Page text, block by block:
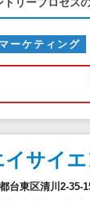
ーケティング
サイエ
台東区清川2-35-